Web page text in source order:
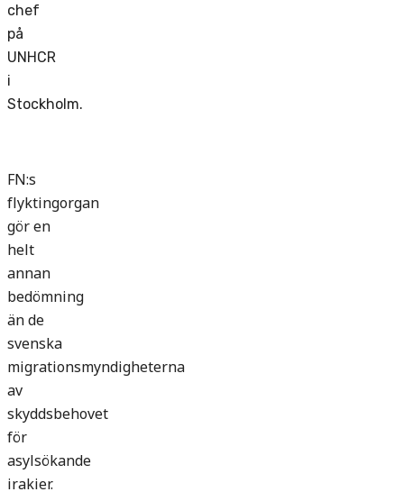
chef
på
UNHCR
i
Stockholm.
FN:s
flyktingorgan
gör en
helt
annan
bedömning
än de
svenska
migrationsmyndigheterna
av
skyddsbehovet
för
asylsökande
irakier.